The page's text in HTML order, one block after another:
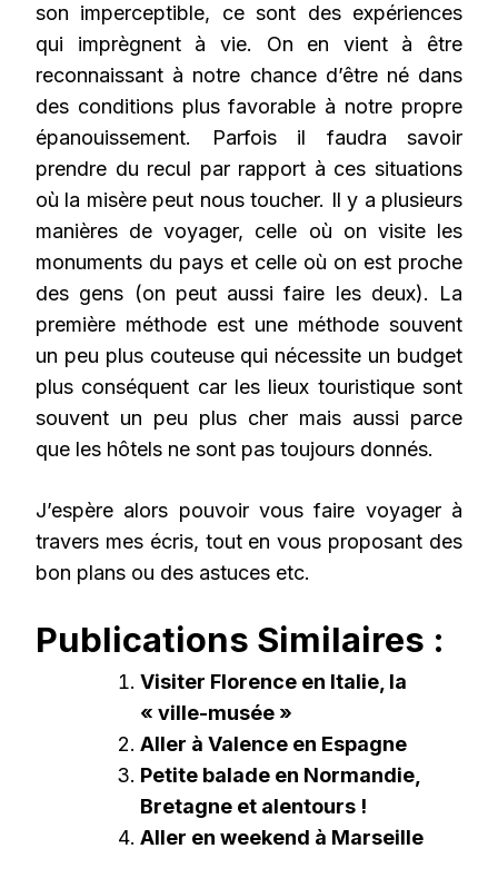
son imperceptible, ce sont des expériences
qui imprègnent à vie. On en vient à être
reconnaissant à notre chance d’être né dans
des conditions plus favorable à notre propre
épanouissement. Parfois il faudra savoir
prendre du recul par rapport à ces situations
où la misère peut nous toucher. Il y a plusieurs
manières de voyager, celle où on visite les
monuments du pays et celle où on est proche
des gens (on peut aussi faire les deux). La
première méthode est une méthode souvent
un peu plus couteuse qui nécessite un budget
plus conséquent car les lieux touristique sont
souvent un peu plus cher mais aussi parce
que les hôtels ne sont pas toujours donnés.
J’espère alors pouvoir vous faire voyager à
travers mes écris, tout en vous proposant des
bon plans ou des astuces etc.
Publications Similaires :
Visiter Florence en Italie, la
« ville-musée »
Aller à Valence en Espagne
Petite balade en Normandie,
Bretagne et alentours !
Aller en weekend à Marseille